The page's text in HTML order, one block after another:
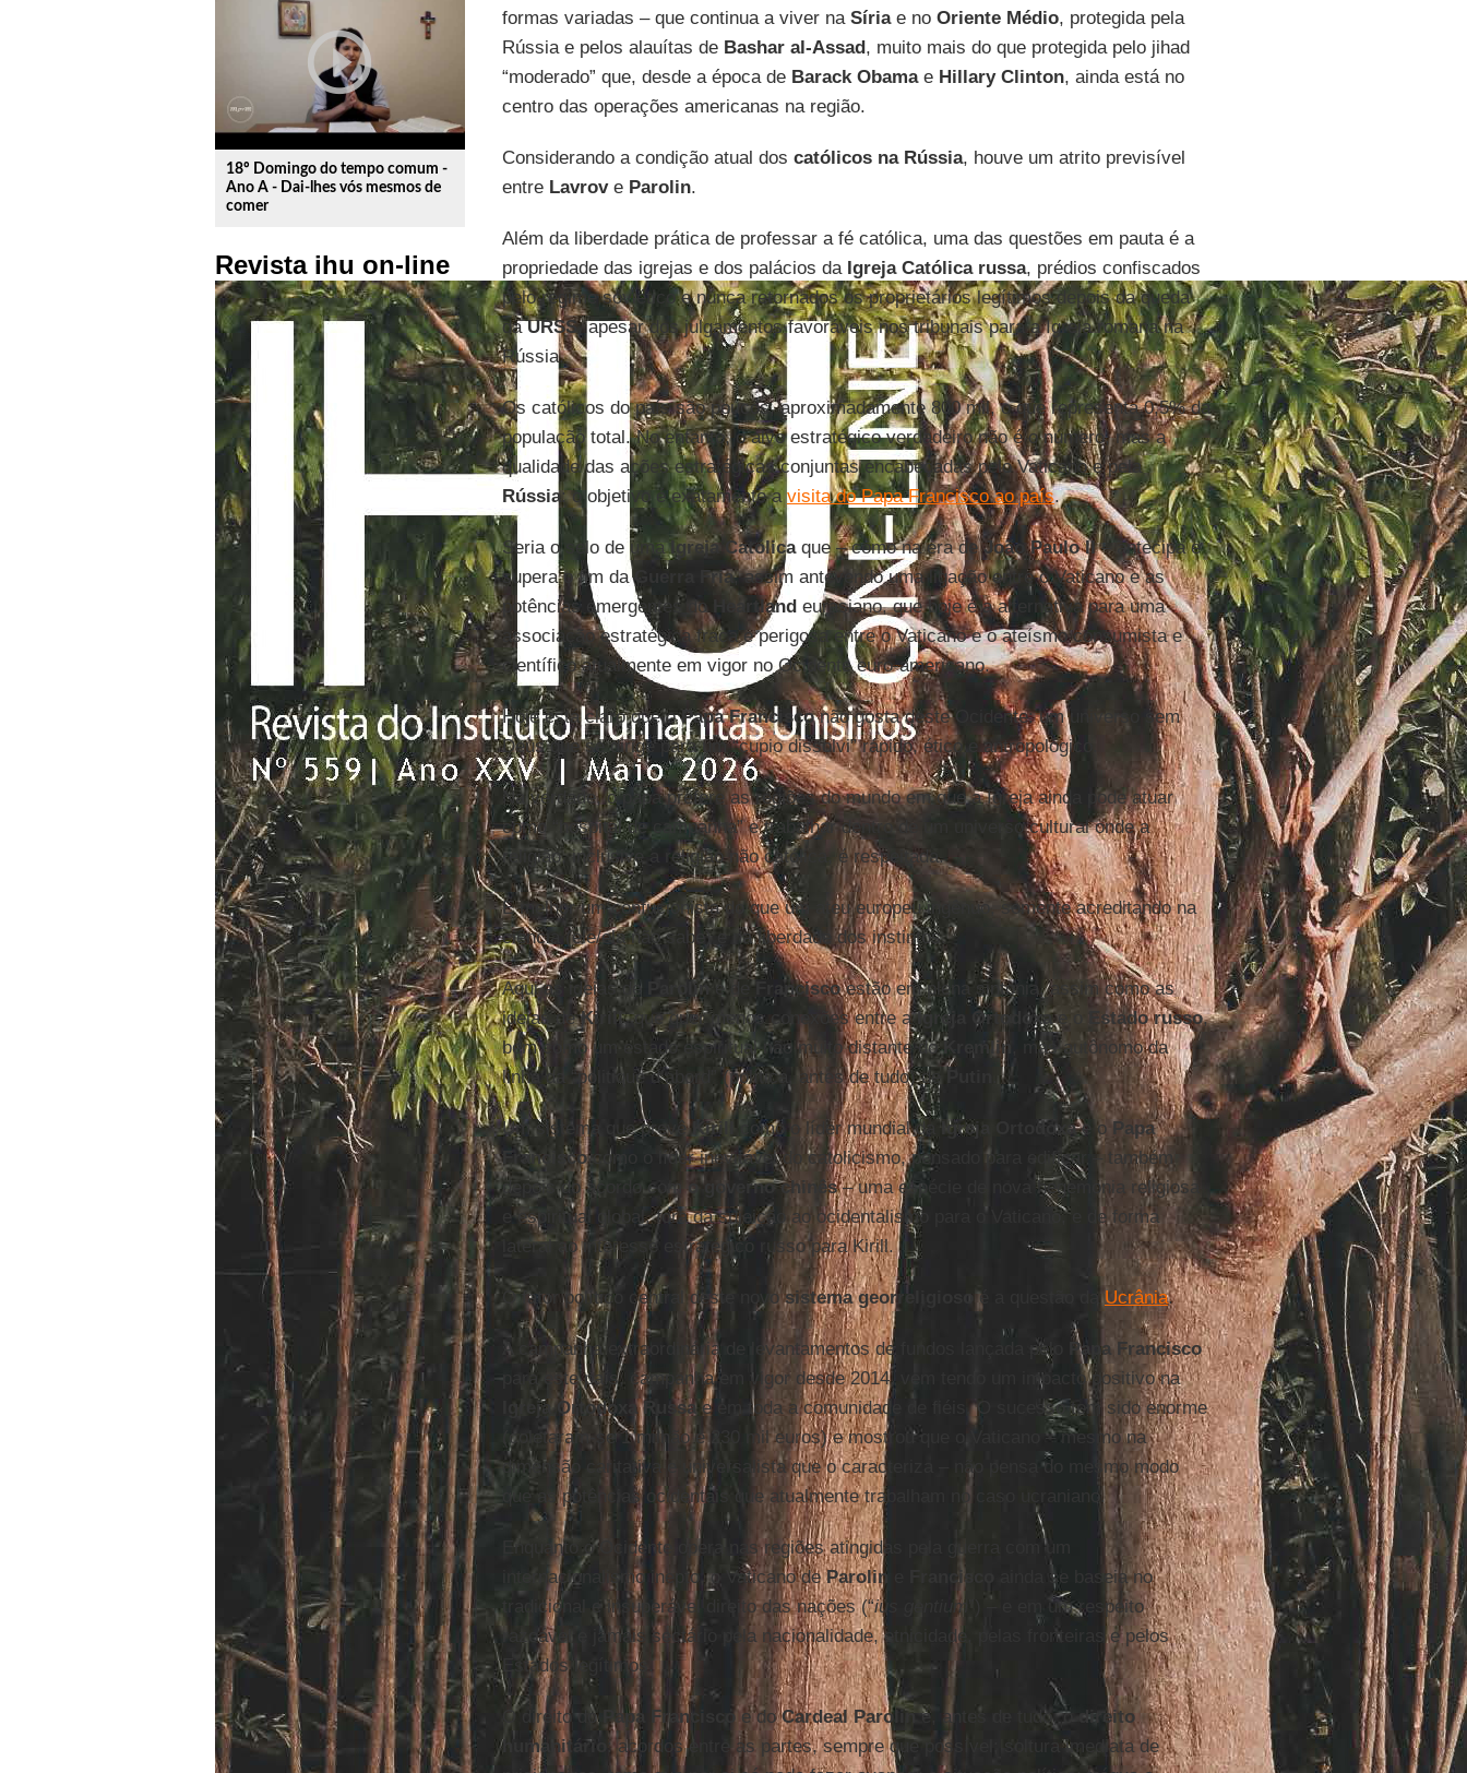
play_circle_outline
18º Domingo do tempo comum -
Ano A - Dai-lhes vós mesmos de
comer
Revista ihu on-line
formas variadas – que continua a viver na Síriae noOriente Médio, protegida pela
Rússia e pelos alauítas de Bashar al-Assad, muito mais do que protegida pelo jihad
“moderado” que, desde a época deBarack Obamae Hillary Clinton, ainda está no
centro das operações americanas na região.
Considerando a condição atual dos católicos na Rússia, houve um atrito previsível
entre Lavrove Parolin.
Além da liberdade prática de professar a fé católica, uma das questões em pauta é a
propriedade das igrejas e dos palácios da Igreja Católica russa, prédios confiscados
pelo regime soviético e nunca retornados os proprietários legítimos depois da queda
daURSS, apesar dos julgamentos favoráveis nos tribunais para a Igreja romana na
Rússia.
Os católicos do país são poucos, aproximadamente 800 mil, o que representa 0,5% da
população total. No entanto, o alvo estratégico verdadeiro não é o número, mas a
qualidade das ações estratégicas conjuntas encabeçadas pelo Vaticano e pela
Rússia: o objetivo é exatamente a visita do Papa Francisco ao país.
Seria o selo de uma Igreja Católicaque – como na era deJoão Paulo II– antecipa e
supera o fim daGuerra Fria, assim antevendo uma ligação entre o Vaticano e as
potências emergentes do
Heartlandeurasiano, que hoje é a alternativa para uma
associação estratégica fraca e perigosa entre o Vaticano e o ateísmo consumista e
científico atualmente em vigor no Ocidente euro-americano.
Hoje está claro que oPapa Francisconão gosta deste Ocidente: um universo sem
Deus que se dirige para um “cupio dissolvi” rápido, ético e antropológico.
Na verdade, o papa prefere as regiões do mundo em que a Igreja ainda pode atuar
como “hospital de campanha” e trabalhar dentro de um universo cultural onde a
religião, inclusive a religião não católica, é respeitada.
É melhor um confucionista do que um ateu europeu ingênuo, somente acreditando na
ciência (ele/ela não sabe) e na liberdade dos instintos.
Aqui as ideias de Paroline deFranciscoestão em plena sintonia, assim como as
ideias deKirill, que quer menos conexões entre aIgreja Ortodoxae o Estado russo,
bem como um estado espiritual não muito distante doKremlin
, mas autônomo da
linha da “politique d’abord” (política, antes de tudo) dePutin
Um sistema que prevê Kirill como o líder mundial daIgreja Ortodoxae o Papa
Franciscocomo o líder inevitável do catolicismo, pensado para edificar – também
depois do acordo como governo chinês– uma espécie de nova hegemonia religiosa
e espiritual global, fora da sujeição ao ocidentalismo para o Vaticano, e de forma
lateral ao interesse estratégico russo para Kirill.
O fator político central deste novosistema georreligioso é a questão daUcrânia.
A campanha extraordinária de levantamentos de fundos lançada pelo
Papa Francisco
para este país, campanha em vigor desde 2014, vem tendo um impacto positivo na
Igreja Ortodoxa Russae em toda a comunidade de fiéis. O sucesso tem sido enorme
(coletaram-se 1 milhão e 230 mil euros) e mostrou que o Vaticano – mesmo na
dimensão caritativa e universalista que o caracteriza – não pensa do mesmo modo
que as potências ocidentais que atualmente trabalham no caso ucraniano.
Enquanto o Ocidente opera nas regiões atingidas pela guerra com um
internacionalismo inepto, o Vaticano deParolin Francisco
ainda se baseia no
tradicional e insuperável direito das nações (“ius gentium
”) – e em um respeito
razoável e jamais sectário pela nacionalidade, etnicidade, pelas fronteiras e pelos
Estados legítimos.
O direito do Papa Franciscoe doCardeal Parolin é, antes de tudo, o direito
humanitário
: acordos entre as partes, sempre que possível; soltura imediata de